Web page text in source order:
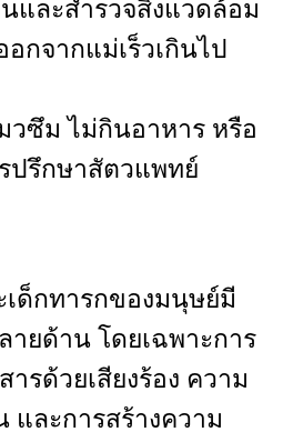
และสำรวจสิ่งแวดล้อม
กจากแม่เร็วเกินไป
วซึม ไม่กินอาหาร หรือ
ปรึกษาสัตวแพทย์
ด็กทารกของมนุษย์มี
ยด้าน โดยเฉพาะการ
รด้วยเสียงร้อง ความ
และการสร้างความ